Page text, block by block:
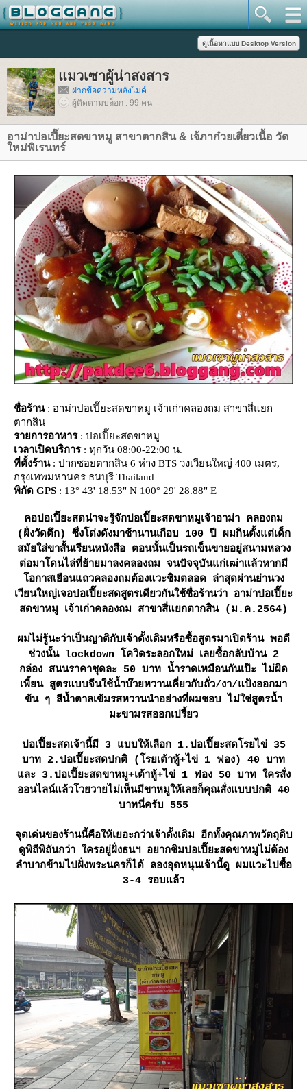
มวเซาผู้น่าสงสาร
ฝากข้อความหลังไมค์
ผู้ติดตามบล็อก : 99 คน
อาม่าปอเปี๊ยะสดขาหมู สาขาตากสิน & เจ้ภาก๋วยเตี๋ยวเนื้อ วัด
หม่พิเรนทร์
ชื่อร้าน: อาม่าปอเปี๊ยะสดขาหมู เจ้าเก่าคลองถม สาขาสี่แยก
ตากสิน
รายการอาหาร: ปอเปี๊ยะสดขาหมู
เวลาเปิดบริการ: ทุกวัน 08:00-22:00 น.
ที่ตั้งร้าน: ปากซอยตากสิน 6 ห่าง BTS วงเวียนใหญ่ 400 เมตร,
กรุงเทพมหานคร ธนบุรี Thailand
พิกัด GPS : 13° 43' 18.53" N 100° 29' 28.88" E
คอปอเปี๊ยะสดน่าจะรู้จักปอเปี๊ยะสดขาหมูเจ้าอาม่า คลองถม
(ฝั่งวัดตึก) ซึ่งโด่งดังมาช้านานเกือบ 100 ปี ผมกินตั้งแต่เด็ก
สมัยใส่ขาสั้นเรียนหนังสือ ตอนนั้นเป็นรถเข็นขายอยู่สนามหลวง
ต่อมาโดนไล่ที่ย้ายมาลงคลองถม จนปัจจุบันแก่เฒ่าแล้วหากมี
อกาสเยือนแถวคลองถมต้องแวะชิมตลอด ล่าสุดผ่านย่านวง
เวียนใหญ่เจอปอเปี๊ยะสดสูตรเดียวกันใช้ชื่อร้านว่า อาม่าปอเปี๊ยะ
สดขาหมู เจ้าเก่าคลองถม สาขาสี่แยกตากสิน (ม.ค.2564)
ผมไม่รู้นะว่าเป็นญาติกับเจ้าดั้งเดิมหรือซื้อสูตรมาเปิดร้าน พอดี
ช่วงนั้น lockdown โควิดระลอกใหม่ เลยซื้อกลับบ้าน 2
กล่อง สนนราคาชุดละ 50 บาท น้ำราดเหมือนกันเป๊ะ ไม่ผิด
เพี้ยน สูตรแบบจีนใช้น้ำบ๊วยหวานเคี่ยวกับถั่ว/งา/แป้งออกมา
ข้น ๆ สีน้ำตาลเข้มรสหวานนำอย่างที่ผมชอบ ไม่ใช่สูตรน้ำ
มะขามรสออกเปรี้ยว
ปอเปี๊ยะสดเจ้านี้มี 3 แบบให้เลือก 1.ปอเปี๊ยะสดโรยไข่ 35
บาท 2.ปอเปี๊ยะสดปกติ (โรยเต้าหู้+ไข่ 1 ฟอง) 40 บาท
ละ 3.ปอเปี๊ยะสดขาหมู+เต้าหู้+ไข่ 1 ฟอง 50 บาท ใครสั่ง
ออนไลน์แล้วโวยวายไม่เห็นมีขาหมูให้เลยก็คุณสั่งแบบปกติ 40
บาทนี่ครับ 555
จุดเด่นของร้านนี้คือให้เยอะกว่าเจ้าดั้งเดิม อีกทั้งคุณภาพวัตถุดิบ
ดูพิถีพิถันกว่า ใครอยู่ฝั่งธนฯ อยากชิมปอเปี๊ยะสดขาหมูไม่ต้อง
ลำบากข้ามไปฝั่งพระนครก็ได้ ลองอุดหนุนเจ้านี้ดู ผมแวะไปซื้อ
3-4 รอบแล้ว